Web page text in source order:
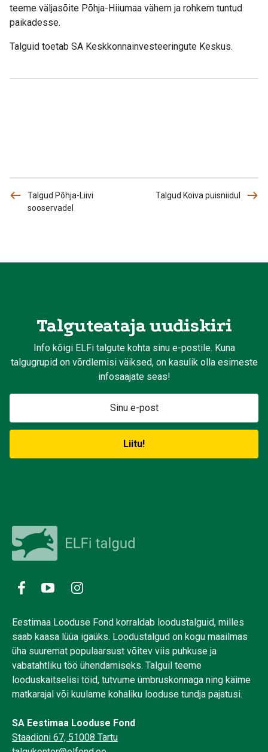
teeme väljasõite Põhja-Hiiumaa vähem ja rohkem tuntud
paikadesse.
Talguid toetab SA Keskkonnainvesteeringute Keskus.
Talgud Põhja-Liivi
sooservadel
Talgud Koiva puisniidul
Talguteataja uudiskiri
Info kõigi ELFi talgute kohta sinu e-postile. Kuna
talgugrupid on võrdlemisi väiksed, on kasulik olla esimeste
infosaajate seas!
Eestimaa Looduse Fond korraldab loodustalguid, milles
saab kaasa lüüa igaüks. Loodustalgud on kogu maailmas
üha suuremat populaarsust võitev viis puhkuse ja
vabatahtliku töö ühendamiseks. Talguil teeme
looduskaitselisi töid, tutvume ümbruskonnaga ning käime
matkarajal või kuulame kohaliku looduse tundja pajatusi.
SA Eestimaa Looduse Fond
Staadioni 67, 51008 Tartu